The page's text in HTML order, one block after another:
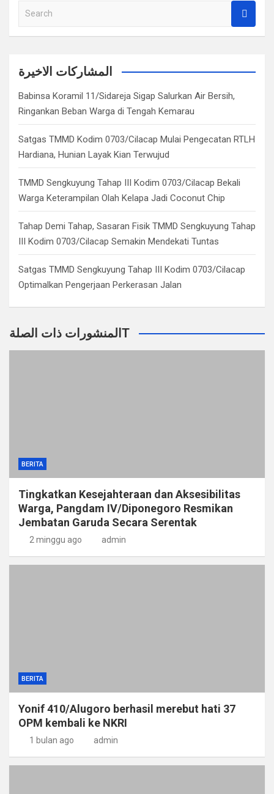
a
c
المشاركات الاخيرة
Babinsa Koramil 11/Sidareja Sigap Salurkan Air Bersih,
Ringankan Beban Warga di Tengah Kemarau
Satgas TMMD Kodim 0703/Cilacap Mulai Pengecatan RTLH
Hardiana, Hunian Layak Kian Terwujud
TMMD Sengkuyung Tahap III Kodim 0703/Cilacap Bekali
Warga Keterampilan Olah Kelapa Jadi Coconut Chip
Tahap Demi Tahap, Sasaran Fisik TMMD Sengkuyung Tahap
III Kodim 0703/Cilacap Semakin Mendekati Tuntas
Satgas TMMD Sengkuyung Tahap III Kodim 0703/Cilacap
Optimalkan Pengerjaan Perkerasan Jalan
المنشورات ذات الصلةT
BERITA
Tingkatkan Kesejahteraan dan Aksesibilitas
Warga, Pangdam IV/Diponegoro Resmikan
Jembatan Garuda Secara Serentak
2 minggu ago admin
BERITA
Yonif 410/Alugoro berhasil merebut hati 37
OPM kembali ke NKRI
1 bulan ago admin